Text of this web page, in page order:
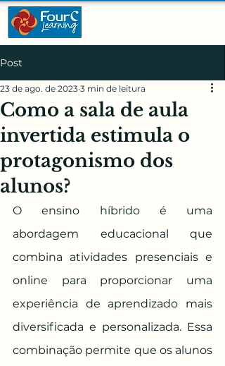
Post
Como a sala de aula
invertida estimula o
protagonismo dos
alunos?
23 de ago. de 2023 3 min de leitura
O ensino híbrido é uma
abordagem educacional que
combina atividades presenciais e
online para proporcionar uma
experiência de aprendizado mais
diversificada e personalizada. Essa
combinação permite que os alunos